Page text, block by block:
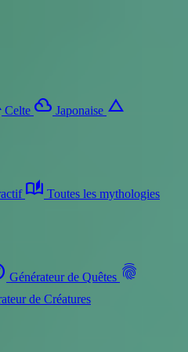
Celte filter_drama Japonaise change_history
auto_stories Toutes les mythologies
Générateur de Quêtes fingerprint
de Créatures